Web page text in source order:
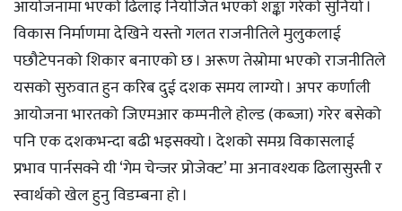
आयोजनामा भएको ढिलाइ नियोजित भएको शङ्का गरेको सुनियो ।
विकास निर्माणमा देखिने यस्तो गलत राजनीतिले मुलुकलाई
पछौटेपनको शिकार बनाएको छ । अरूण तेस्रोमा भएको राजनीतिले
यसको सुरुवात हुन करिब दुई दशक समय लाग्यो । अपर कर्णाली
आयोजना भारतको जिएमआर कम्पनीले होल्ड (कब्जा) गरेर बसेको
पनि एक दशकभन्दा बढी भइसक्यो । देशको समग्र विकासलाई
प्रभाव पार्नसक्ने यी ‘गेम चेन्जर प्रोजेक्ट’ मा अनावश्यक ढिलासुस्ती र
स्वार्थको खेल हुनु विडम्बना हो ।